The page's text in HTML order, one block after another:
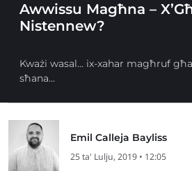
Awwissu Magħna –
Nistennew?
Kważi wasal... ix-xahar magħruf
sħana...
Emil Calleja Bayliss
25 ta' Lulju, 2019 • 12:05